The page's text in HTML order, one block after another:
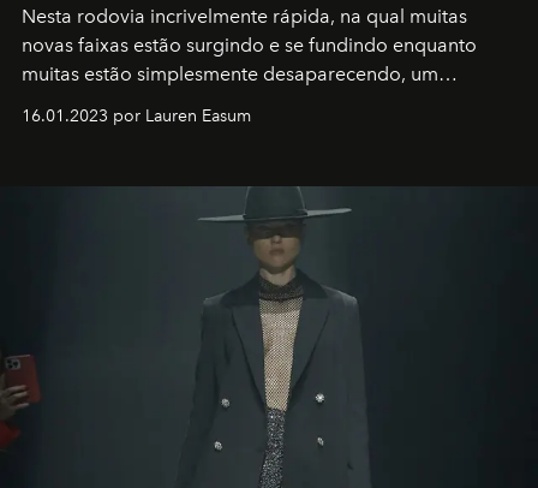
Nesta rodovia incrivelmente rápida, na qual muitas
novas faixas estão surgindo e se fundindo enquanto
muitas estão simplesmente desaparecendo, um
transportador AMTD abrindo caminho para muitos
por propósitos, com um claro senso de missão na vida e
16.01.2023 por Lauren Easum